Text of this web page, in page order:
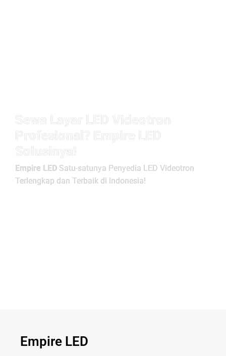
Sewa Layar LED Videotron
Profesional? Empire LED
Solusinya!
Empire LED Satu-satunya Penyedia LED Videotron
Terlengkap dan Terbaik di Indonesia!
Empire LED